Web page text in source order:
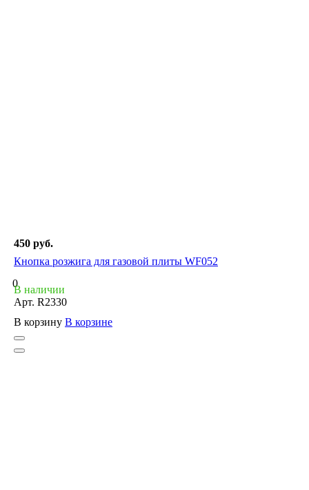
450 руб.
Кнопка розжига для газовой плиты WF052
0
В наличии
Арт. R2330
В корзину В корзине